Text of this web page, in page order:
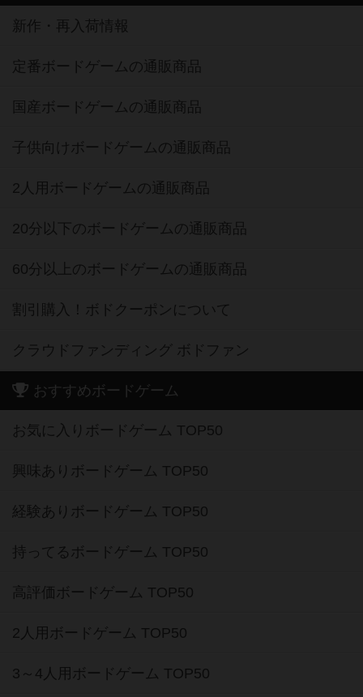
新作・再入荷情報
定番ボードゲームの通販商品
国産ボードゲームの通販商品
子供向けボードゲームの通販商品
2人用ボードゲームの通販商品
20分以下のボードゲームの通販商品
60分以上のボードゲームの通販商品
割引購入！ボドクーポンについて
クラウドファンディング ボドファン
おすすめボードゲーム
お気に入りボードゲーム TOP50
興味ありボードゲーム TOP50
経験ありボードゲーム TOP50
持ってるボードゲーム TOP50
高評価ボードゲーム TOP50
2人用ボードゲーム TOP50
3～4人用ボードゲーム TOP50